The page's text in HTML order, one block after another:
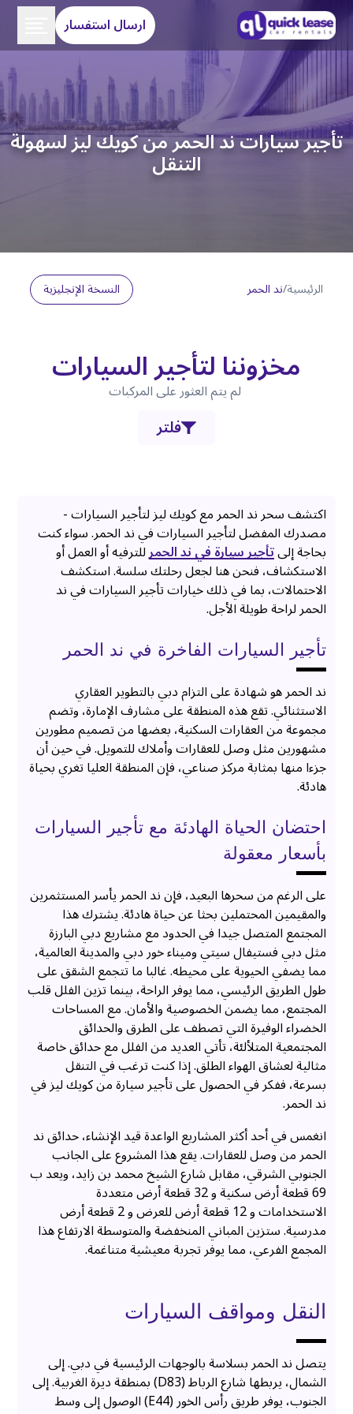
ارسال استفسار
تأجير سيارات ند الحمر من كويك ليز لسهولة
التنقل
الرئيسية/ند الحمر النسخة الإنجليزية
مخزوننا لتأجير السيارات
لم يتم العثور على المركبات
فلتر
اكتشف سحر ند الحمر مع كويك ليز لتأجير السيارات -
مصدرك المفضل لتأجير السيارات في ند الحمر. سواء كنت
بحاجة إلىتأجير سيارة في ند الحمرللترفيه أو العمل أو
الاستكشاف، فنحن هنا لجعل رحلتك سلسة. استكشف
الاحتمالات، بما في ذلك خيارات تأجير السيارات في ند
الحمر لراحة طويلة الأجل.
تأجير السيارات الفاخرة في ند الحمر
ند الحمر هو شهادة على التزام دبي بالتطوير العقاري
الاستثنائي. تقع هذه المنطقة على مشارف الإمارة، وتضم
مجموعة من العقارات السكنية، بعضها من تصميم مطورين
مشهورين مثل وصل للعقارات وأملاك للتمويل. في حين أن
جزءا منها بمثابة مركز صناعي، فإن المنطقة العليا تغري بحياة
هادئة.
احتضان الحياة الهادئة مع تأجير السيارات
بأسعار معقولة
على الرغم من سحرها البعيد، فإن ند الحمر يأسر المستثمرين
والمقيمين المحتملين بحثا عن حياة هادئة. يشترك هذا
المجتمع المتصل جيدا في الحدود مع مشاريع دبي البارزة
مثل دبي فستيفال سيتي وميناء خور دبي والمدينة العالمية،
مما يضفي الحيوية على محيطه. غالبا ما تتجمع الشقق على
طول الطريق الرئيسي، مما يوفر الراحة، بينما تزين الفلل قلب
المجتمع، مما يضمن الخصوصية والأمان. مع المساحات
الخضراء الوفيرة التي تصطف على الطرق والحدائق
المجتمعية المتلألئة، تأتي العديد من الفلل مع حدائق خاصة
مثالية لعشاق الهواء الطلق. إذا كنت ترغب في التنقل
بسرعة، ففكر في الحصول على تأجير سيارة من كويك ليز في
ند الحمر.
انغمس في أحد أكثر المشاريع الواعدة قيد الإنشاء، حدائق ند
الحمر من وصل للعقارات. يقع هذا المشروع على الجانب
الجنوبي الشرقي، مقابل شارع الشيخ محمد بن زايد، ويعد ب
69 قطعة أرض سكنية و 32 قطعة أرض متعددة
الاستخدامات و 12 قطعة أرض للعرض و 2 قطعة أرض
مدرسية. ستزين المباني المنخفضة والمتوسطة الارتفاع هذا
المجمع الفرعي، مما يوفر تجربة معيشية متناغمة.
النقل ومواقف السيارات
يتصل ند الحمر بسلاسة بالوجهات الرئيسية في دبي. إلى
الشمال، يربطها شارع الرباط (D83) بمنطقة ديرة الغربية. إلى
الجنوب، يوفر طريق رأس الخور (E44) الوصول إلى وسط